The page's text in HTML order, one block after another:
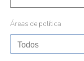
Áreas de política